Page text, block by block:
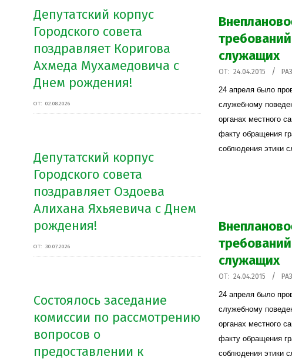
служащих
2015-
04-
ОТ: 24.04.2015
24 апреля было
служебному
органах местного
факту обращения
соблюдения этики
служащих
2015-
04-
ОТ: 24.04.2015
24 апреля было
служебному
органах местного
факту обращения
соблюдения этики
Депутатский корпус
Городского совета
поздравляет Коригова
Ахмеда Мухамедовича с
Днем рождения!
ОТ: 02.08.2026
Депутатский корпус
Городского совета
поздравляет Оздоева
Алихана Яхьяевича с Днем
рождения!
ОТ: 30.07.2026
Состоялось заседание
комиссии по рассмотрению
вопросов о
предоставлении к